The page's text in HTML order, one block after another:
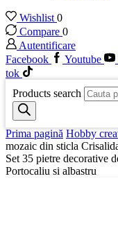
Wishlist 0
Compare 0
Autentificare
Facebook
Youtube
tok
Products search
Prima pagină Hobby
mozaic din sticla
Set 35 pietre decorative
Portocaliu si albastru